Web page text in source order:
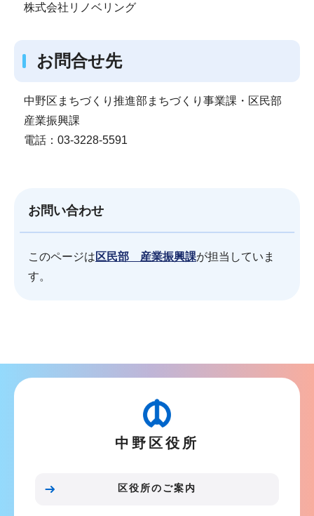
株式会社リノベリング
お問合せ先
中野区まちづくり推進部まちづくり事業課・区民部
産業振興課
電話：03-3228-5591
お問い合わせ
このページは 区民部 産業振興課が担当していま
す。
こ
こ
中野区役所
区役所のご案内